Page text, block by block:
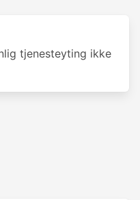
tjenesteyting ikke